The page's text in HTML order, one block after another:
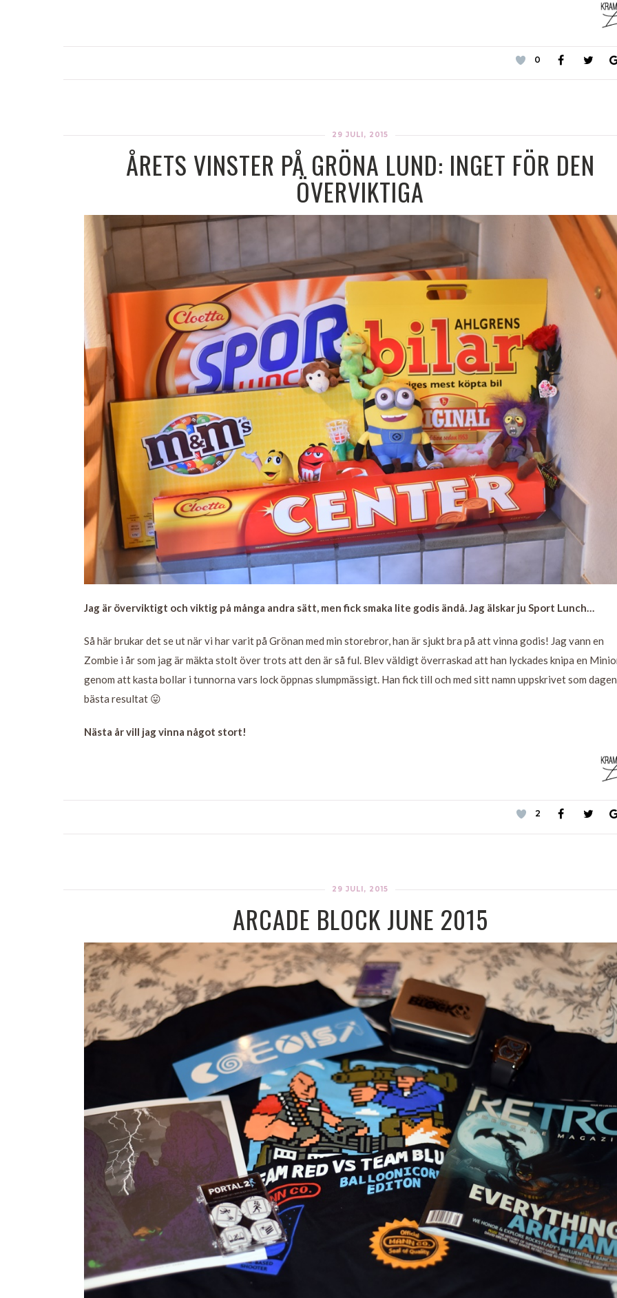
0
29 JULI, 2015
ÅRETS VINSTER PÅ GRÖNA LUND: INGET FÖR DEN
ÖVERVIKTIGA
Jag är överviktigt och viktig på många andra sätt, men fick smaka lite godis ändå. Jag älskar ju Sport Lunch…
Så här brukar det se ut när vi har varit på Grönan med min storebror, han är sjukt bra på att vinna godis! Jag vann en
Zombie i år som jag är mäkta stolt över trots att den är så ful. Blev väldigt överraskad att han lyckades knipa en
genom att kasta bollar i tunnorna vars lock öppnas slumpmässigt. Han fick till och med sitt namn uppskrivet som
bästa resultat 😛
Nästa år vill jag vinna något stort!
2
29 JULI, 2015
ARCADE BLOCK JUNE 2015